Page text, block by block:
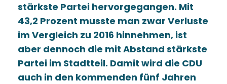
stärkste Partei hervorgegangen. Mit
43,2 Prozent musste man zwar Verluste
im Vergleich zu 2016 hinnehmen, ist
aber dennoch die mit Abstand stärkste
Partei im Stadtteil. Damit wird die CDU
auch in den kommenden fünf Jahren